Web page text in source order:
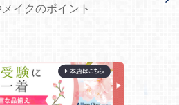
イクのポイント